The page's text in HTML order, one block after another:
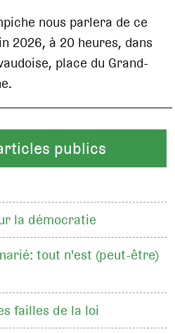
nous parlera de ce
2026, à 20 heures, dans
place du Grand-
publics
la démocratie
tout n'est (peut-être)
failles de la loi